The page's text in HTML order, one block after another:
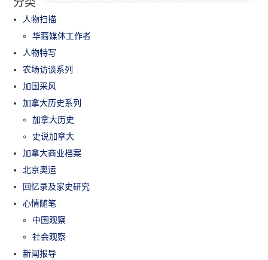
人物扫描
华裔媒体工作者
人物特写
农场访谈系列
加国采风
加拿大历史系列
加拿大历史
史说加拿大
加拿大商业档案
北京奥运
回忆录及家史研究
心情随笔
中国观察
社会观察
新闻报导